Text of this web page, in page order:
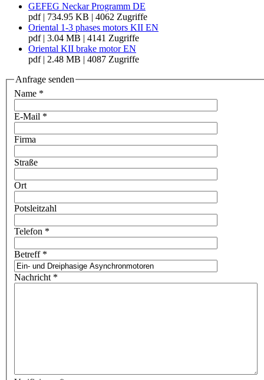
GEFEG Neckar Programm DE
pdf | 734.95 KB | 4062 Zugriffe
Oriental 1-3 phases motors KII EN
pdf | 3.04 MB | 4141 Zugriffe
Oriental KII brake motor EN
pdf | 2.48 MB | 4087 Zugriffe
Anfrage senden
Name *
E-Mail *
Firma
Straße
Ort
Potsleitzahl
Telefon *
Betreff*
Nachricht *